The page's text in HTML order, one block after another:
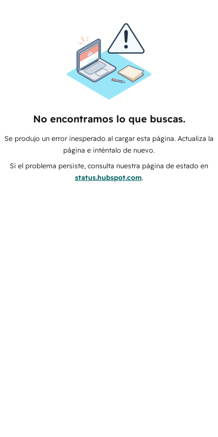
No encontramos lo que buscas.
Se produjo un error inesperado al cargar esta página. Actualiza la
página e inténtalo de nuevo.
Si el problema persiste, consulta nuestra página de estado en
status.hubspot.com.